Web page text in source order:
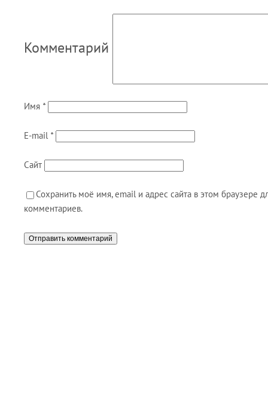
Комментарий
Имя *
E-mail *
Сайт
Сохранить моё имя, email и адрес сайта в этом браузере
комментариев.